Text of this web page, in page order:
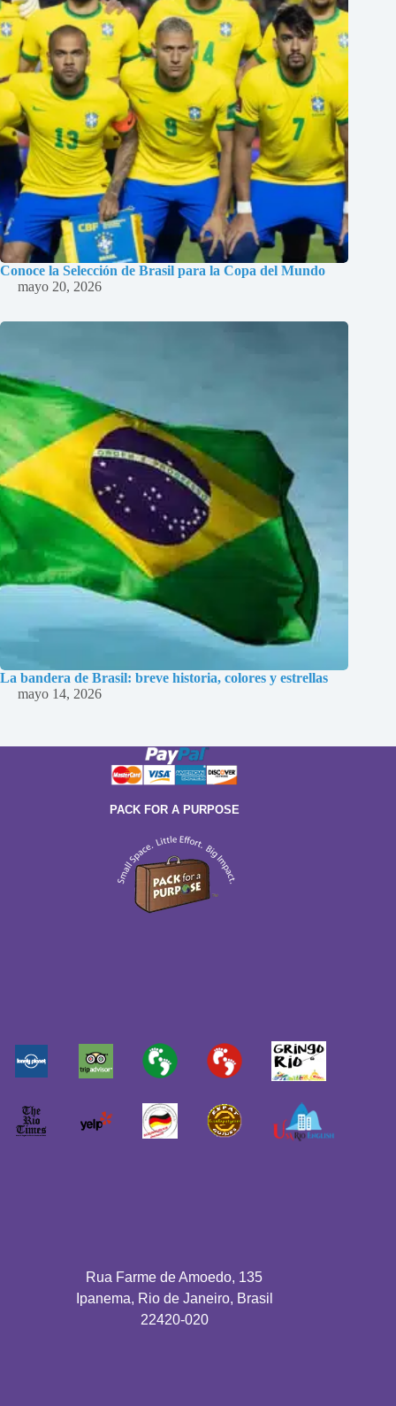
Conoce la Selección de Brasil para la Copa del Mundo
mayo 20, 2026
La bandera de Brasil: breve historia, colores y estrellas
mayo 14, 2026
PACK FOR A PURPOSE
Rua Farme de Amoedo, 135
Ipanema, Rio de Janeiro, Brasil
22420-020